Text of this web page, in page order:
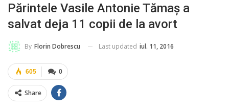
Părintele Vasile Antonie Tămaș a
salvat deja 11 copii de la avort
By Florin Dobrescu Last updated iul. 11, 2016
0
605
Share